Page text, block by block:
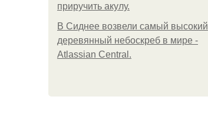
приручить акулу.
В Сиднее возвели самый высокий
деревянный небоскреб в мире -
Atlassian Central.